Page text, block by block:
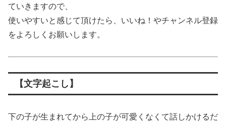
ていきますので、
使いやすいと感じて頂けたら、いいね！やチャンネル登録
をよろしくお願いします。
【文字起こし】
下の子が生まれてから上の子が可愛くなくて話しかけるだ